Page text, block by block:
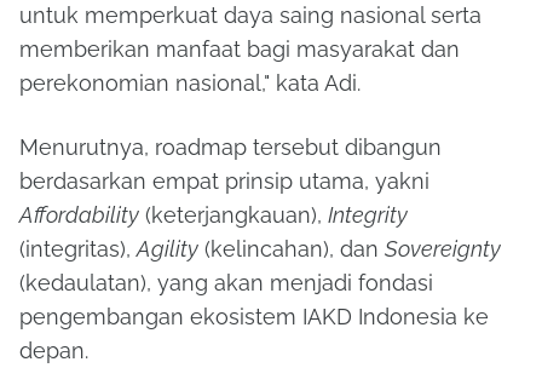
untuk memperkuat daya saing nasional serta
memberikan manfaat bagi masyarakat dan
perekonomian nasional," kata Adi.
Menurutnya, roadmap tersebut dibangun
berdasarkan empat prinsip utama, yakni
Affordability (keterjangkauan), Integrity
(integritas),Agility (kelincahan), dan Sovereignty
(kedaulatan), yang akan menjadi fondasi
pengembangan ekosistem IAKD Indonesia ke
depan.